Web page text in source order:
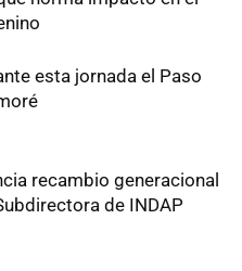
esta jornada el Paso
recambio generacional
de INDAP